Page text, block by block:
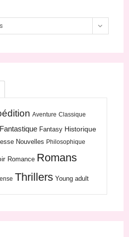
Aventure Classique
Fantastique Fantasy Historique
Nouvelles Philosophique
Romance Romans
Thrillers Young adult